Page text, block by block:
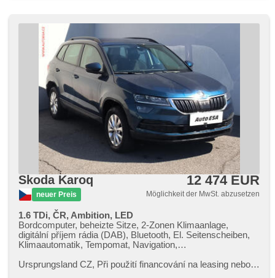
Skoda Karoq
neuer Preis
12 474 EUR
Möglichkeit der MwSt. abzusetzen
1.6 TDi, ČR, Ambition, LED
Bordcomputer, beheizte Sitze, 2-Zonen Klimaanlage,
digitální příjem rádia (DAB), Bluetooth, El. Seitenscheiben,
Klimaautomatik, Tempomat, Navigation,
Scheiben, täglich Leuchten, LED adaptivní světlomety,
Ursprungsland CZ,​ Při použití financování na leasing nebo